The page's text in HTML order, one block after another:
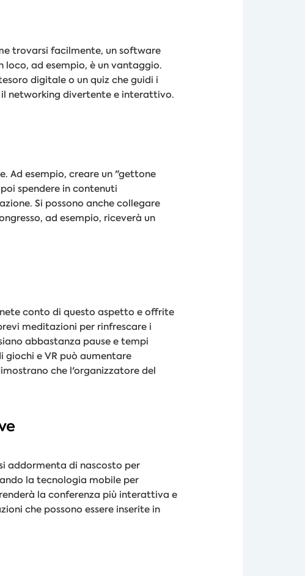
trovarsi facilmente, un software
ad esempio, è un vantaggio.
digitale o un quiz che guidi i
networking divertente e interattivo.
Ad esempio, creare un "gettone
spendere in contenuti
Si possono anche collegare
ad esempio, riceverà un
conto di questo aspetto e offrite
meditazioni per rinfrescare i
abbastanza pause e tempi
e VR può aumentare
che l'organizzatore del
addormenta di nascosto per
la tecnologia mobile per
la conferenza più interattiva e
che possono essere inserite in